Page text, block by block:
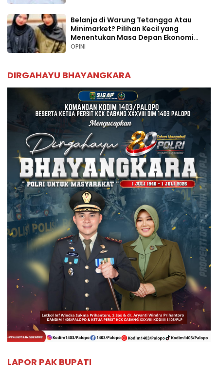
Belanja di Warung Tetangga Atau
Minimarket? Pilihan Kecil yang
Menentukan Masa Depan Ekonomi
Palopo
OPINI
DIRGAHAYU BHAYANGKARA
LAPOR PAK BUPATI